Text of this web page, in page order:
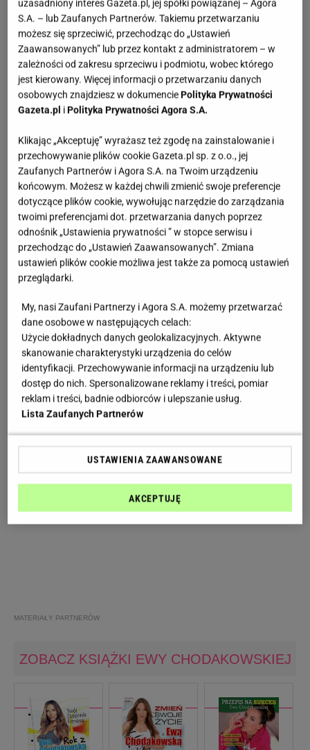
w treningu umożliwiając lepszą regenerację po
ćwiczeniach i poprawiając samopoczucie, formę oraz
sylwetkę. Książka opracowana we współpracy z
dietetyk kliniczną, w przystępny sposób przekazuje
niezbędną wiedzę z dziedziny żywienia. Odpowiada na
pytanie na czym polega racjonalne odżywianie, jak
zrezygnować z niezdrowych nawyków i jak ułożyć
swoją dietę, aby bez dużych wyrzeczeń
maksymalizować rezultaty treningów. Wskazuje, w jaki
sposób łączyć właściwe odżywianie z regularną
aktywnością fizyczną, aby osiągnąć najlepsze rezultaty.
W książce znajdziemy 150 przepisów na zdrowe, łatwe
do przygotowania i pełnowartościowe posiłki. Nie
zabraknie także skutecznych zestawów ćwiczeń na
formie zdjęć, opisów i wskazówek oraz treningu na
płycie DVD dołączonej do książki.
"Przepis na sukces Ewy Chodakowskiej": kompendium
zdrowego odżywiania
MATERIAŁY PARTNERÓW
ZOBACZ KSIĄŻKI EWY CHODAKOWSKIEJ
uzasadniony interes Gazeta.pl, jej spółki powiązanej – Agora
S.A. – lub Zaufanych Partnerów. Takiemu przetwarzaniu
możesz się sprzeciwić, przechodząc do „Ustawień
Zaawansowanych” lub przez kontakt z administratorem – w
zależności od zakresu sprzeciwu i podmiotu, wobec którego
jest kierowany. Więcej informacji o przetwarzaniu danych
osobowych znajdziesz w dokumencie Polityka Prywatności
Gazeta.pl i Polityka Prywatności Agora S.A.
Klikając „Akceptuję” wyrażasz też zgodę na zainstalowanie i
przechowywanie plików cookie Gazeta.pl sp. z o.o., jej
Zaufanych Partnerów i Agora S.A. na Twoim urządzeniu
końcowym. Możesz w każdej chwili zmienić swoje preferencje
dotyczące plików cookie, wywołując narzędzie do zarządzania
twoimi preferencjami dot. przetwarzania danych poprzez
odnośnik „Ustawienia prywatności ” w stopce serwisu i
przechodząc do „Ustawień Zaawansowanych”. Zmiana
ustawień plików cookie możliwa jest także za pomocą ustawień
przeglądarki.
My, nasi Zaufani Partnerzy i Agora S.A. możemy przetwarzać
dane osobowe w następujących celach:
Użycie dokładnych danych geolokalizacyjnych. Aktywne
skanowanie charakterystyki urządzenia do celów
identyfikacji. Przechowywanie informacji na urządzeniu lub
dostęp do nich. Spersonalizowane reklamy i treści, pomiar
reklam i treści, badnie odbiorców i ulepszanie usług.
Lista Zaufanych Partnerów
USTAWIENIA ZAAWANSOWANE
AKCEPTUJĘ